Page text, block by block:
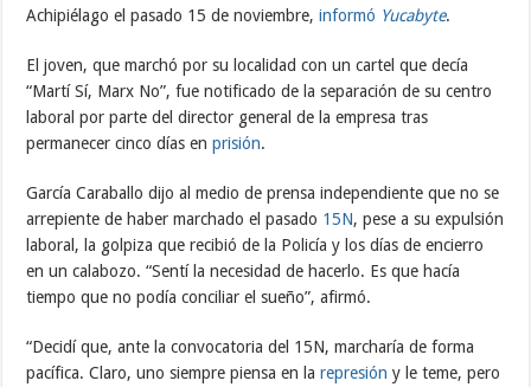
Achipiélago el pasado 15 de noviembre,informó Yucabyte.
El joven, que marchó por su localidad con un cartel que decía
“Martí Sí, Marx No”, fue notificado de la separación de su centro
laboral por parte del director general de la empresa tras
permanecer cinco días enprisión.
García Caraballo dijo al medio de prensa independiente que no se
arrepiente de haber marchado el pasado 15N, pese a su expulsión
laboral, la golpiza que recibió de la Policía y los días de encierro
en un calabozo. “Sentí la necesidad de hacerlo. Es que hacía
tiempo que no podía conciliar el sueño”, afirmó.
“Decidí que, ante la convocatoria del 15N, marcharía de forma
pacífica. Claro, uno siempre piensa en larepresión y le teme, pero